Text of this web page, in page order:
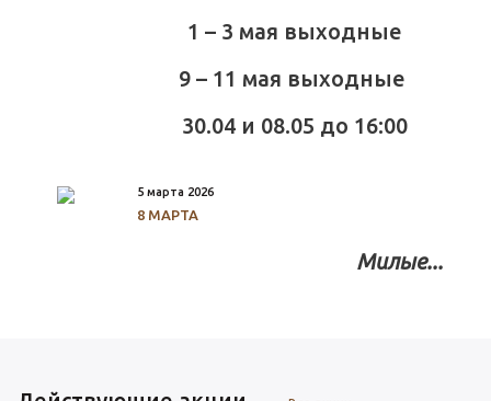
1 – 3 мая выходные
9 – 11 мая выходные
30.04 и 08.05 до 16:00
5 марта 2026
8 МАРТА
Милые...